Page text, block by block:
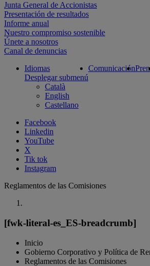
Junta General de Accionistas
Presentación de resultados
Informe anual
Nuestro compromiso sostenible
Únete a nosotros
Canal de denuncias
Idiomas
Desplegar submenú
Català
English
Castellano
Comunicación
Facebook
Linkedin
YouTube
X
Tik tok
Instagram
Reglamentos de las Comisiones
[fwk-literal-es_ES-breadcrumb]
Inicio
Gobierno Corporativo y Política de
Reglamentos de las Comisiones